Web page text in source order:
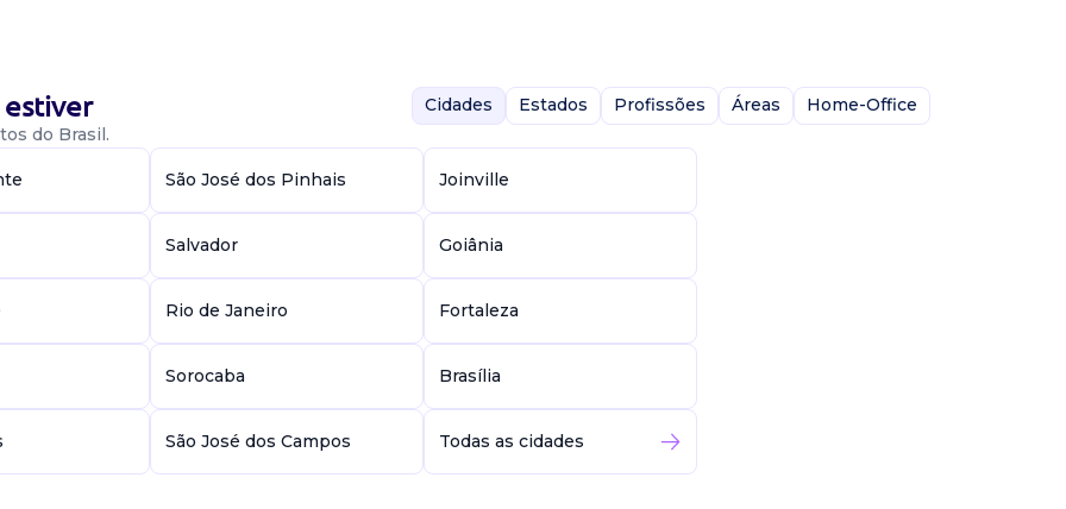
para
comunicação
para o
do Brasil.
Cidades Estados Profissões Áreas Home-Office
São José dos Pinhais Joinville
Salvador Goiânia
Rio de Janeiro Fortaleza
Sorocaba Brasília
São José dos Campos Todas as cidades